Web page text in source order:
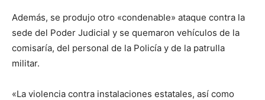
Además, se produjo otro «condenable» ataque contra la
sede del Poder Judicial y se quemaron vehículos de la
comisaría, del personal de la Policía y de la patrulla
militar.
«La violencia contra instalaciones estatales, así como